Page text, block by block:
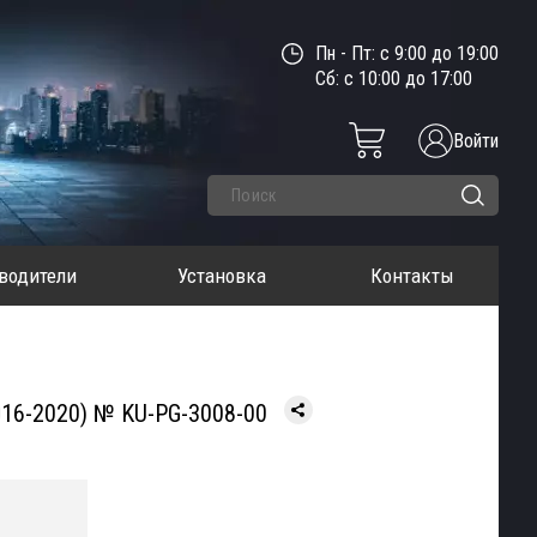
Пн - Пт: с 9:00 до 19:00
Сб: с 10:00 до 17:00
Войти
Установка Контакты
2020) № KU-PG-3008-00